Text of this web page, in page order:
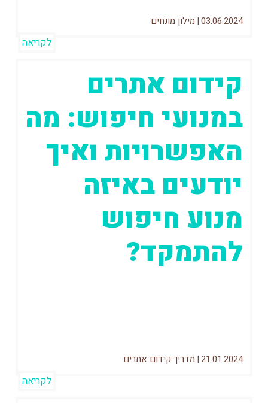
03.06.2024
| מילון מונחים
לקריאה
קידום אתרים
במנועי חיפוש: מה
האפשרויות ואיך
יודעים באיזה
מנוע חיפוש
להתמקד?
21.01.2024
| מדריך קידום אתרים
לקריאה